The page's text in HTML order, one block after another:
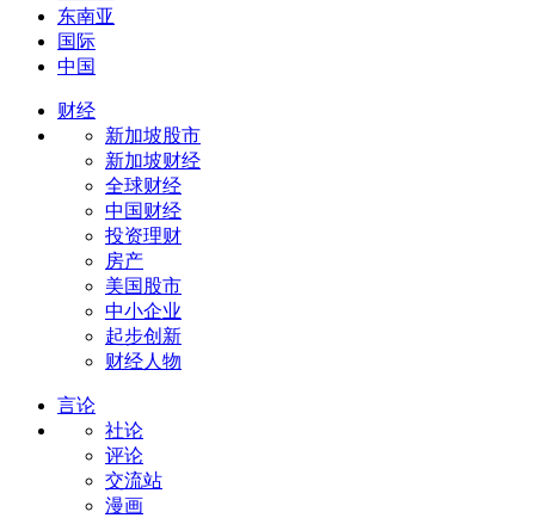
东南亚
国际
中国
财经
新加坡股市
新加坡财经
全球财经
中国财经
投资理财
房产
美国股市
中小企业
起步创新
财经人物
言论
社论
评论
交流站
漫画